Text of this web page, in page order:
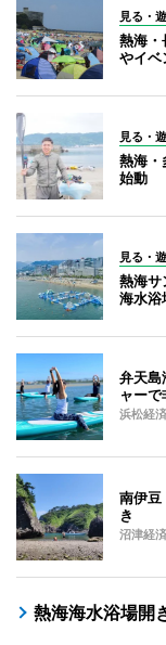
見る・
熱海・
やイベ
見る・
熱海・
始動
見る・
熱海サ
海水浴
弁天島
ャー
浜松経
南伊豆
き
沼津経
熱海海水浴場開